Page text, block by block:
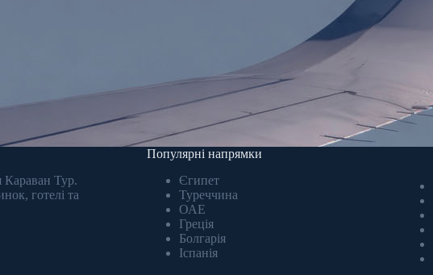
Караван Тур.
готелі та
Популярні напрямки
Єгипет
Туреччина
ОАЕ
Греція
Болгарія
Іспанія